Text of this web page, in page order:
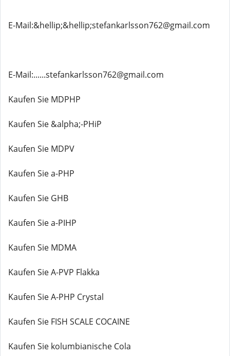
E-Mail:&hellip;&hellip;stefankarlsson762@gmail.com
E-Mail:......stefankarlsson762@gmail.com
Kaufen Sie MDPHP
Kaufen Sie &alpha;-PHiP
Kaufen Sie MDPV
Kaufen Sie a-PHP
Kaufen Sie GHB
Kaufen Sie a-PIHP
Kaufen Sie MDMA
Kaufen Sie A-PVP Flakka
Kaufen Sie A-PHP Crystal
Kaufen Sie FISH SCALE COCAINE
Kaufen Sie kolumbianische Cola